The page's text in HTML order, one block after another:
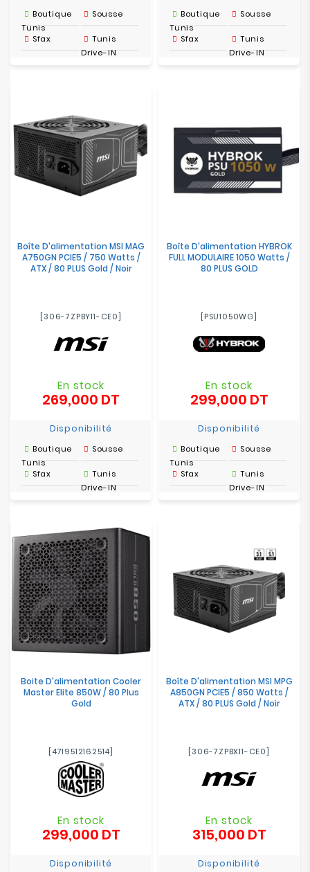
Boutique
Tunis
Sousse
Sfax
Tunis
Drive-IN
Boutique
Tunis
Sousse
Sfax
Tunis
Drive-IN
Boîte D'alimentation MSI MAG
A750GN PCIE5 / 750 Watts /
ATX / 80 PLUS Gold / Noir
[306-7ZPBY11-CE0]
En stock
269,000 DT
Disponibilité
Boutique
Tunis
Sousse
Sfax
Tunis
Drive-IN
Boîte D'alimentation HYBROK
FULL MODULAIRE 1050 Watts /
80 PLUS GOLD
[PSU1050WG]
En stock
299,000 DTPrix
Disponibilité
Boutique
Tunis
Sousse
Sfax
Tunis
Drive-IN
Boite D'alimentation Cooler
Master Elite 850W / 80 Plus
Gold
[4719512162514]
En stock
299,000 DTPrix
Disponibilité
Boîte D'alimentation MSI MPG
A850GN PCIE5 / 850 Watts /
ATX / 80 PLUS Gold / Noir
[306-7ZPBX11-CE0]
En stock
315,000 DTPrix
Disponibilité